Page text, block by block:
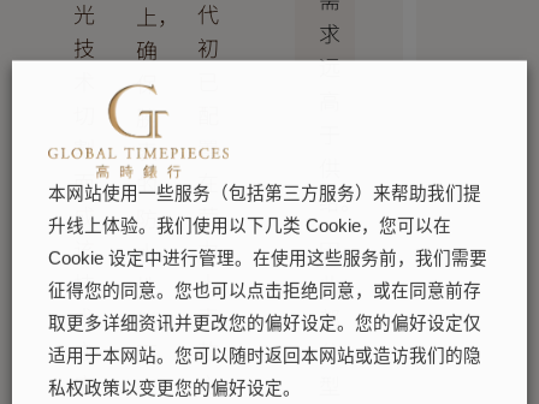
光
技
割
而
成，
该
技
术
亦
应
上，
确
保
腕
表
的
防
水
性
能。
而
底
代
初
置
在
劳
力
士
表
款
之
求
远
给。
因
此，
部
分
本网站使用一些服务（包括第三方服务）来帮助我们提
升线上体验。我们使用以下几类 Cookie，您可以在
Cookie 设定中进行管理。在使用这些服务前，我们需要
征得您的同意。您也可以点击拒绝同意，或在同意前存
取更多详细资讯并更改您的偏好设定。您的偏好设定仅
适用于本网站。您可以随时返回本网站或造访我们的隐
私权政策以变更您的偏好设定。